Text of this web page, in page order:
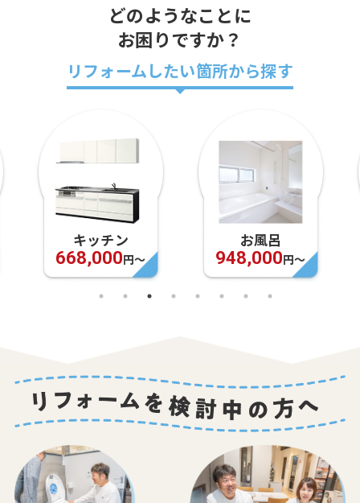
どのようなことに
お困りですか？
リフォームしたい箇所から探す
キッチン
668,000円〜
お風呂
948,000円〜